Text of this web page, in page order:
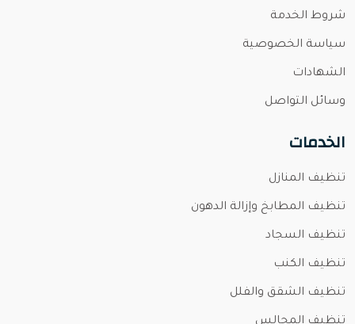
شروط الخدمة
سياسة الخصوصية
الشهادات
وسائل التواصل
الخدمات
تنظيف المنازل
تنظيف المطابخ وإزالة الدهون
تنظيف السجاد
تنظيف الكنب
تنظيف الشقق والفلل
تنظيف المجالس